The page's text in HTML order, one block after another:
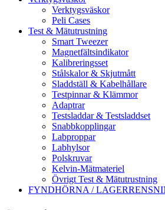
Verktygsväskor
Peli Cases
Test & Mätutrustning
Smart Tweezer
Magnetfältsindikator
Kalibreringsset
Stålskalor & Skjutmått
Sladdställ & Kabelhållare
Testpinnar & Klämmor
Adaptrar
Testsladdar & Testsladdset
Snabbkopplingar
Labproppar
Labhylsor
Polskruvar
Kelvin-Mätmateriel
Övrigt Test & Mätutrustning
FYNDHÖRNA /